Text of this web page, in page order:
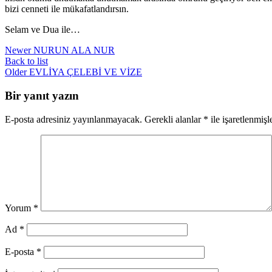
bizi cenneti ile mükafatlandırsın.
Selam ve Dua ile…
Newer NURUN ALA NUR
Back to list
Older EVLİYA ÇELEBİ VE VİZE
Bir yanıt yazın
E-posta adresiniz yayınlanmayacak. Gerekli alanlar * ile
Yorum *
Ad *
E-posta *